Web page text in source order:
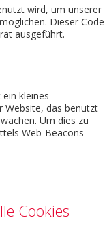
wird, um unserer
Dieser Code
ausgeführt.
kleines
Website, das benutzt
Um dies zu
Web-Beacons
Cookies